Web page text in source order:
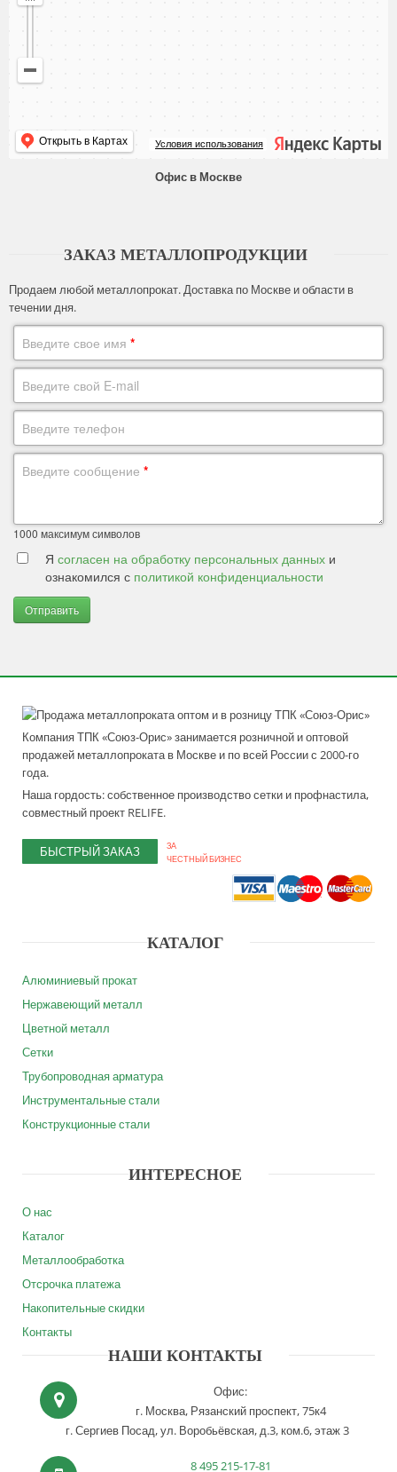
Условия использования
Открыть в Картах
Офис в Москве
ЗАКАЗ МЕТАЛЛОПРОДУКЦИИ
Продаем любой металлопрокат. Доставка по Москве и области в
течении дня.
Введите свое имя *
Введите свой E-mail
Введите телефон
Введите сообщение *
1000 максимум символов
Я согласен на обработку персональных данных и
ознакомился с политикой конфиденциальности
Отправить
Компания ТПК «Союз-Орис» занимается розничной и оптовой
продажей металлопроката в Москве и по всей России с 2000-го
года.
Наша гордость: собственное производство сетки и профнастила,
совместный проект RELIFE.
БЫСТРЫЙ ЗАКАЗ
ЗА
ЧЕСТНЫЙ БИЗНЕС
КАТАЛОГ
Алюминиевый прокат
Нержавеющий металл
Цветной металл
Сетки
Трубопроводная арматура
Инструментальные стали
Конструкционные стали
ИНТЕРЕСНОЕ
О нас
Каталог
Металлообработка
Отсрочка платежа
Накопительные скидки
Контакты
НАШИ КОНТАКТЫ
Офис:
г. Москва, Рязанский проспект, 75к4
г. Сергиев Посад,ул. Воробьёвская, д.3, ком.6, этаж 3
8 495 215-17-81